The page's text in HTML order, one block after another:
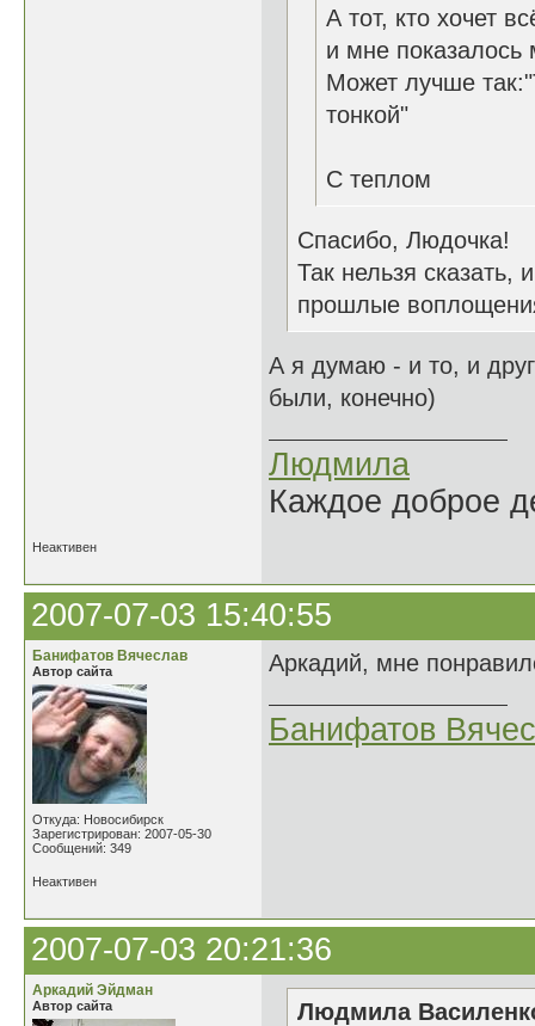
А тот, кто хочет
и мне
Может лучше
тонкой"
С теплом
Спасибо, Людочка!
Так нельзя
прошлые
А я думаю - и то, и
были, конечно)
Людмила
Каждое доброе
Неактивен
2007-07-03 15:40:55
Банифатов Вячеслав
Автор сайта
Откуда: Новосибирск
Зарегистрирован: 2007-05-30
Сообщений: 349
Аркадий, мне
Банифатов
Неактивен
2007-07-03 20:21:36
Аркадий Эйдман
Автор сайта
Людмила